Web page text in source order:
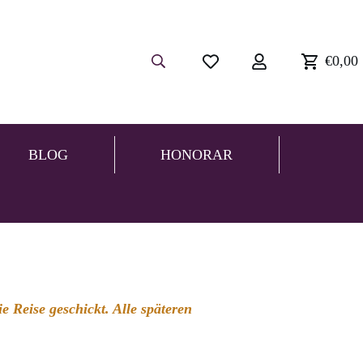
€0,00
BLOG HONORAR
Reise geschickt. Alle späteren